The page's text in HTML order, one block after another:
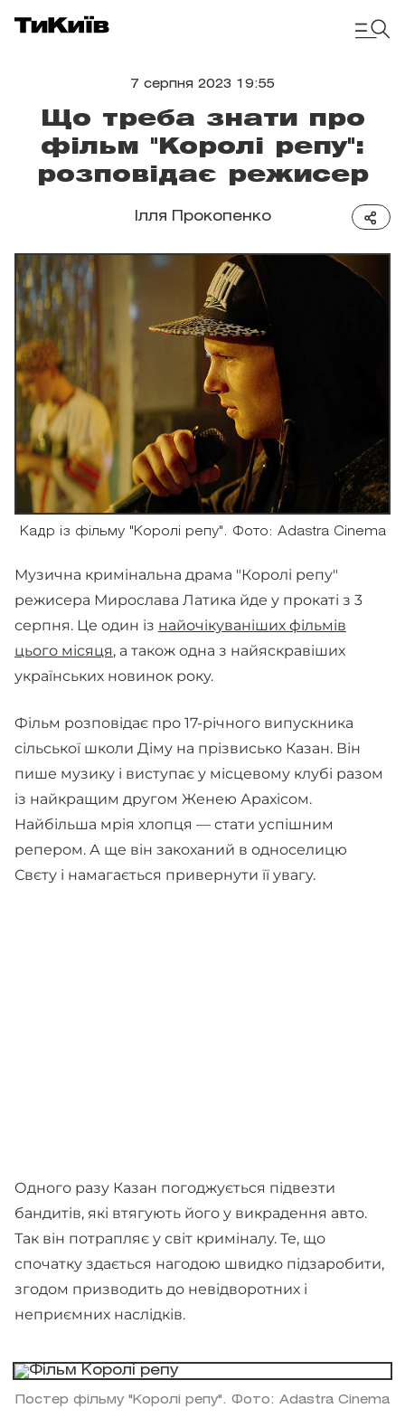
7 серпня 2023 19:55
Що треба знати про
фільм "Королі репу":
розповідає режисер
Ілля Прокопенко
Кадр із фільму "Королі репу". Фото: Adastra Cinema
Музична кримінальна драма "Королі репу"
режисера Мирослава Латика йде у прокаті з 3
серпня. Це один із найочікуваніших фільмів
цього місяця, а також одна з найяскравіших
українських новинок року.
Фільм розповідає про 17-річного випускника
сільської школи Діму на прізвисько Казан. Він
пише музику і виступає у місцевому клубі разом
із найкращим другом Женею Арахісом.
Найбільша мрія хлопця — стати успішним
репером. А ще він закоханий в односелицю
Свєту і намагається привернути її увагу.
Одного разу Казан погоджується підвезти
бандитів, які втягують його у викрадення авто.
Так він потрапляє у світ криміналу. Те, що
спочатку здається нагодою швидко підзаробити,
згодом призводить до невідворотних і
неприємних наслідків.
Постер фільму "Королі репу". Фото: Adastra Cinema